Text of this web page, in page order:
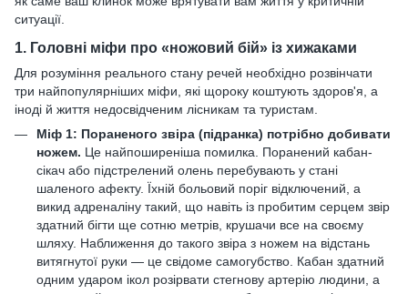
ситуації.
1. Головні міфи про «ножовий бій» із хижаками
Для розуміння реального стану речей необхідно розвінчати
три найпопулярніших міфи, які щороку коштують здоров'я, а
іноді й життя недосвідченим лісникам та туристам.
Міф 1: Пораненого звіра (підранка) потрібно добивати
ножем. Це найпоширеніша помилка. Поранений кабан-
сікач або підстрелений олень перебувають у стані
шаленого афекту. Їхній больовий поріг відключений, а
викид адреналіну такий, що навіть із пробитим серцем звір
здатний бігти ще сотню метрів, крушачи все на своєму
шляху. Наближення до такого звіра з ножем на відстань
витягнутої руки — це свідоме самогубство. Кабан здатний
одним ударом ікол розірвати стегнову артерію людини, а